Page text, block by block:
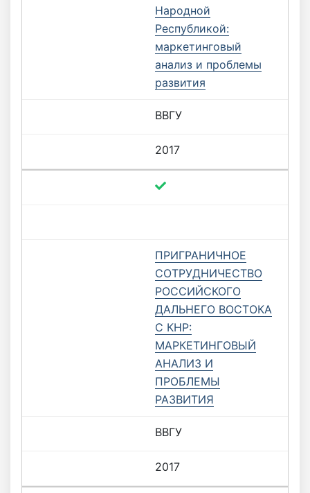
Народной
Республикой:
маркетинговый
анализ и проблемы
развития
ВВГУ
2017
ПРИГРАНИЧНОЕ
СОТРУДНИЧЕСТВО
РОССИЙСКОГО
ДАЛЬНЕГО ВОСТОКА
С КНР:
МАРКЕТИНГОВЫЙ
АНАЛИЗ И
ПРОБЛЕМЫ
РАЗВИТИЯ
ВВГУ
2017